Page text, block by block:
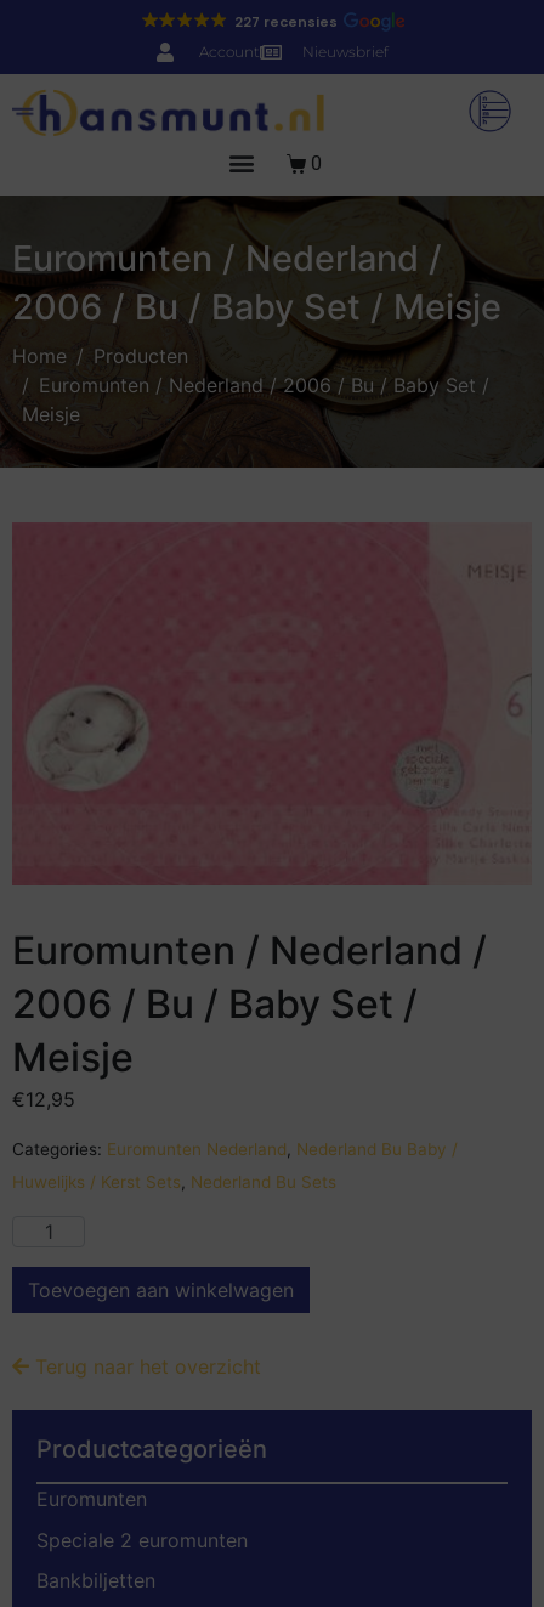
227 recensies
Account Nieuwsbrief
0
Euromunten / Nederland /
2006 / Bu / Baby Set / Meisje
Home
Producten
Euromunten / Nederland / 2006 / Bu / Baby Set /
Meisje
Euromunten / Nederland /
2006 / Bu / Baby Set /
Meisje
€12,95
Categories: Euromunten Nederland, Nederland Bu Baby /
Huwelijks / Kerst Sets, Nederland Bu Sets
Toevoegen aan winkelwagen
Terug naar het overzicht
Productcategorieën
Euromunten
Speciale 2 euromunten
Bankbiljetten